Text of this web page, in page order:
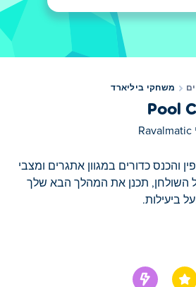
משחקי ביליארד
Pool
Ravalmatic
והכנס כדורים במגוון אתגרים ומצבי
השולחן, תכנן את המהלך הבא שלך
ביעילות.